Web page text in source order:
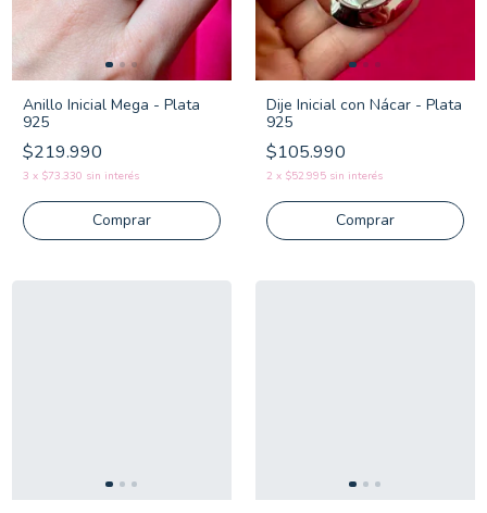
Anillo Inicial Mega - Plata
925
$219.990
3 x $73.330 sin interés
Comprar
Dije Inicial con Nácar - Plata
925
$105.990
2 x $52.995 sin interés
Comprar